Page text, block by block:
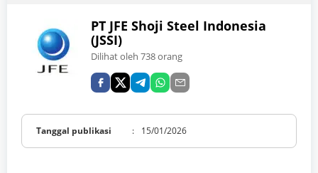
PT JFE Shoji Steel Indonesia
(JSSI)
Dilihat oleh 738 orang
Tanggal publikasi : 15/01/2026